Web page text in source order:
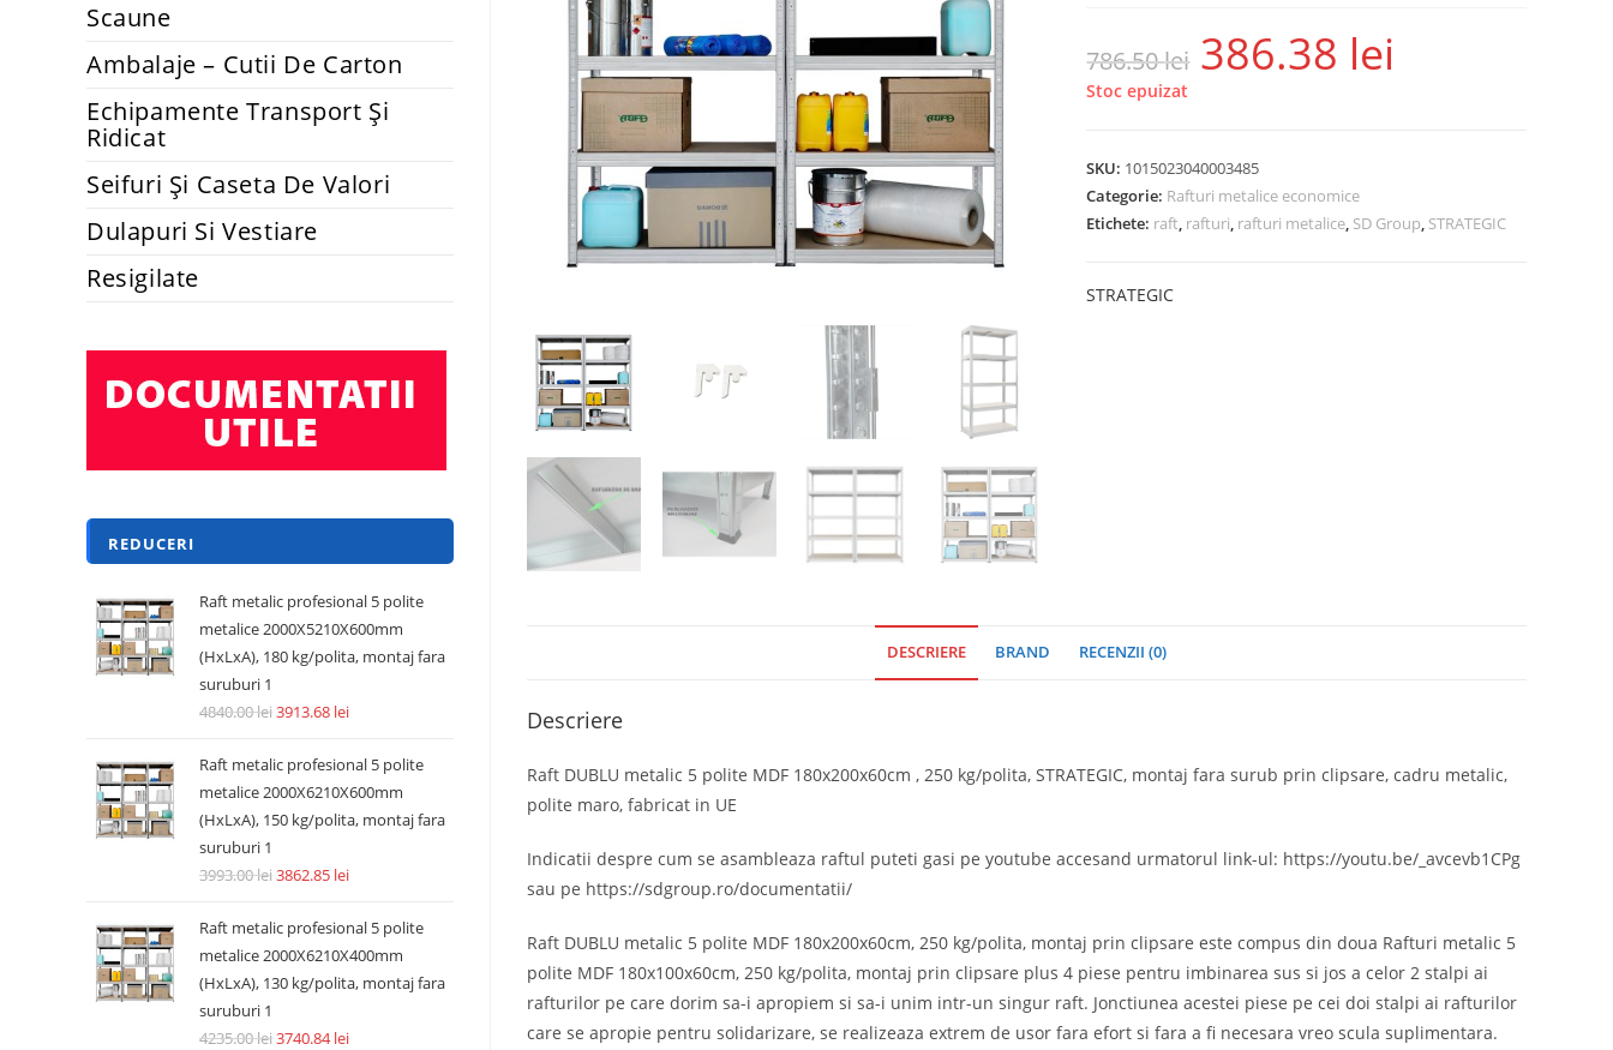
786.50lei 386.38 lei
Stoc epuizat
SKU: 1015023040003485
Categorie: Rafturi metalice economice
Etichete: raft, rafturi, rafturi metalice, SD Group, STRATEGIC
STRATEGIC
DESCRIERE BRAND RECENZII (0)
Descriere
Raft DUBLU metalic 5 polite MDF 180x200x60cm , 250 kg/polita, STRATEGIC, montaj fara surub prin clipsare, cadru metalic,
polite maro, fabricat in UE
Indicatii despre cum se asambleaza raftul puteti gasi pe youtube accesand urmatorul link-ul: https://youtu.be/_avcevb1CPg
sau pe https://sdgroup.ro/documentatii/
Raft DUBLU metalic 5 polite MDF 180x200x60cm, 250 kg/polita, montaj prin clipsare este compus din doua Rafturi metalic 5
polite MDF 180x100x60cm, 250 kg/polita, montaj prin clipsare plus 4 piese pentru imbinarea sus si jos a celor 2 stalpi ai
rafturilor pe care dorim sa-i apropiem si sa-i unim intr-un singur raft. Jonctiunea acestei piese pe cei doi stalpi ai rafturilor
care se apropie pentru solidarizare, se realizeaza extrem de usor fara efort si fara a fi necesara vreo scula suplimentara.
Scaune
Ambalaje – Cutii De Carton
Echipamente Transport Și
Ridicat
Seifuri Și Caseta De Valori
Dulapuri Si Vestiare
Resigilate
REDUCERI
Raft metalic profesional 5 polite
metalice 2000X5210X600mm
(HxLxA), 180 kg/polita, montaj fara
suruburi 1
4840.00lei3913.68 lei
Raft metalic profesional 5 polite
metalice 2000X6210X600mm
(HxLxA), 150 kg/polita, montaj fara
suruburi 1
3993.00lei3862.85 lei
Raft metalic profesional 5 polite
metalice 2000X6210X400mm
(HxLxA), 130 kg/polita, montaj fara
suruburi 1
4235.00lei3740.84lei